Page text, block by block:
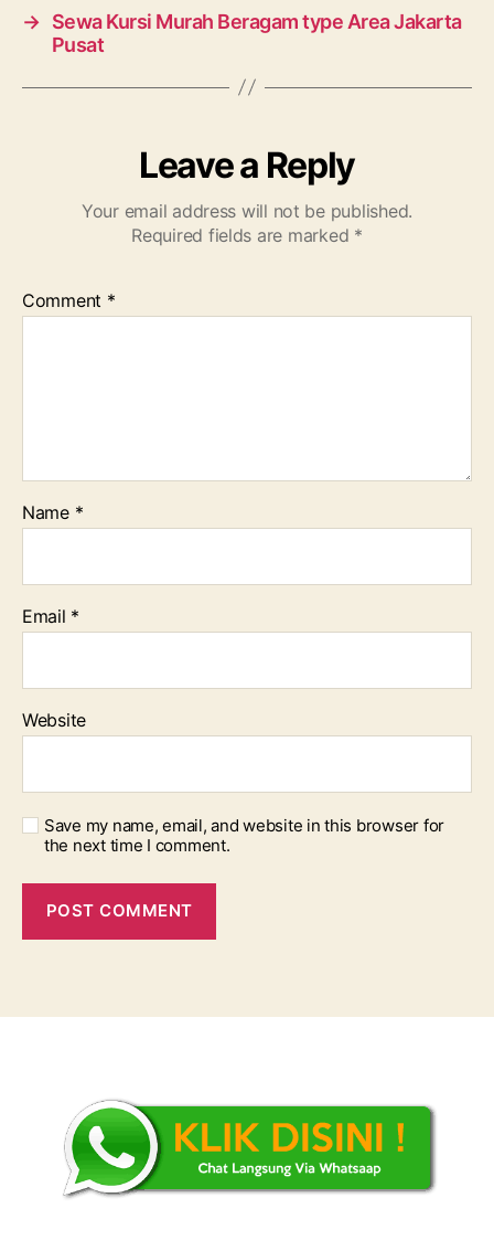
→ Sewa Kursi Murah Beragam type Area Jakarta
Pusat
Leave a Reply
Your email address will not be published.
Required fields are marked *
Comment *
Name *
Email *
Website
Save my name, email, and website in this browser for
the next time I comment.